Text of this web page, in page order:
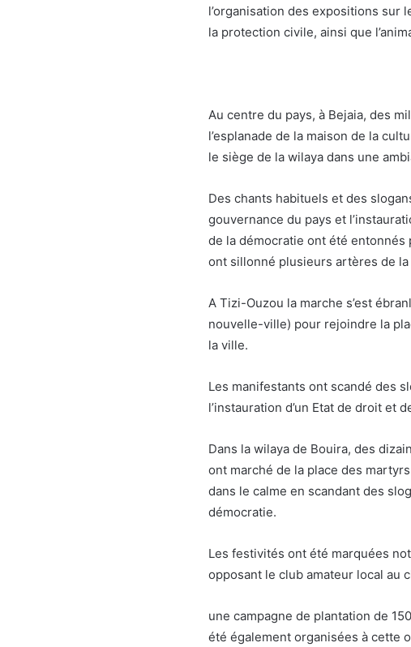
l’organisation des expositions sur
la protection civile, ainsi que
Au centre du pays, à Bejaia, des
l’esplanade de la maison de la
le siège de la wilaya dans une
Des chants habituels et des
gouvernance du pays et
de la démocratie ont été
ont sillonné plusieurs artères de la
A Tizi-Ouzou la marche s’est
nouvelle-ville) pour rejoindre la
la ville.
Les manifestants ont scandé des
l’instauration d’un Etat de droit et
Dans la wilaya de Bouira, des
ont marché de la place des
dans le calme en scandant des
démocratie.
Les festivités ont été marquées
opposant le club amateur local au
une campagne de plantation de
été également organisées à cette